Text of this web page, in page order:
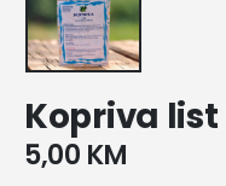
Kopriva list
5,00 KM